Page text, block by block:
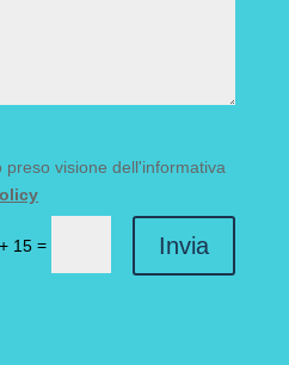
preso visione dell'informativa
15 = Invia